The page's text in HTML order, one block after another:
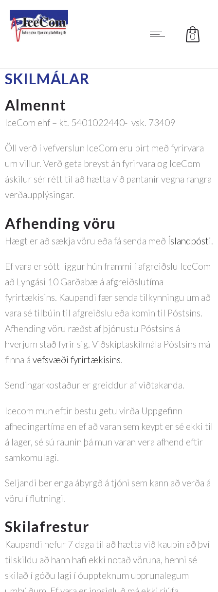
0
SKILMÁLAR
Almennt
IceCom ehf – kt. 5401022440- vsk. 73409
Öll verð í vefverslun IceCom eru birt með fyrirvara
um villur. Verð geta breyst án fyrirvara og IceCom
áskilur sér rétt til að hætta við pantanir vegna rangra
verðaupplýsingar.
Afhending vöru
Hægt er að sækja vöru eða fá senda með Íslandpósti.
Ef vara er sótt liggur hún frammi í afgreiðslu IceCom
að Lyngási 10 Garðabæ á afgreiðslutíma
fyrirtækisins. Kaupandi fær senda tilkynningu um að
vara sé tilbúin til afgreiðslu eða komin til Póstsins.
Afhending vöru ræðst af þjónustu Póstsins á
hverjum stað fyrir sig. Viðskiptaskilmála Póstsins má
finna á vefsvæði fyrirtækisins.
Sendingarkostaður er greiddur af viðtakanda.
Icecom mun eftir bestu getu virða Uppgefinn
afhedingartíma en ef að varan sem keypt er sé ekki til
á lager, sé sú raunin þá mun varan vera afhend eftir
samkomulagi.
Seljandi ber enga ábyrgð á tjóni sem kann að verða á
vöru í flutningi.
Skilafrestur
Kaupandi hefur 7 daga til að hætta við kaupin að því
tilskildu að hann hafi ekki notað vöruna, henni sé
skilað í góðu lagi í óuppteknum upprunalegum